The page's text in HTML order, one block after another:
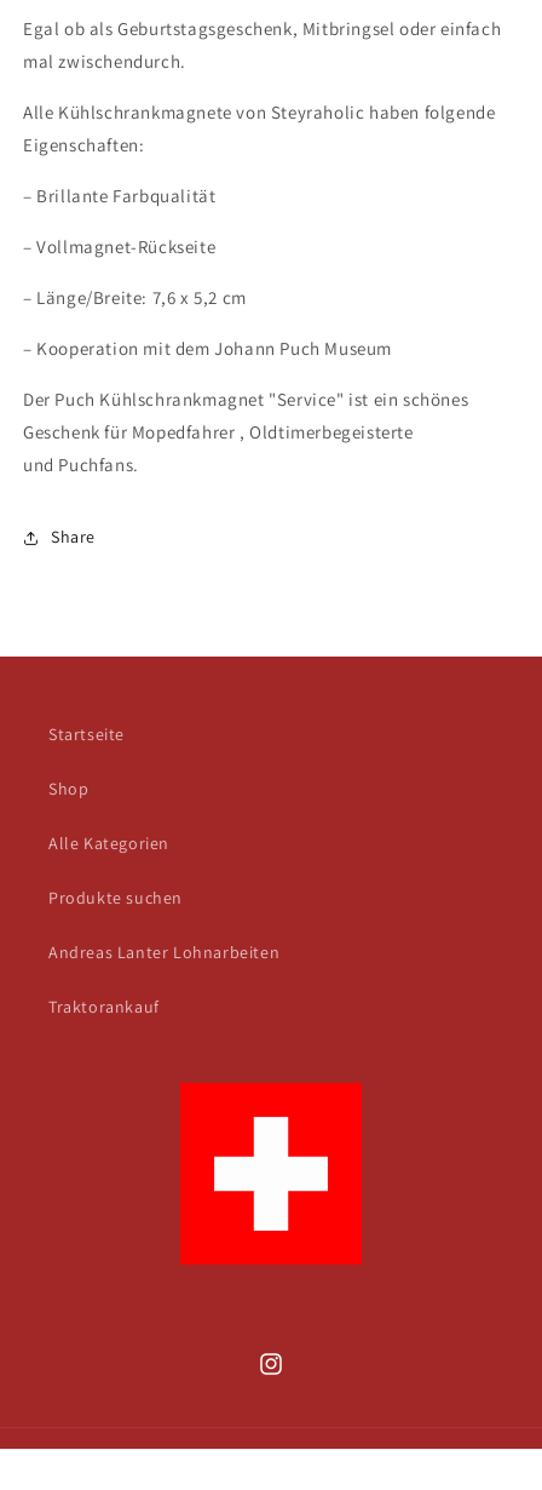
Egal ob als Geburtstagsgeschenk, Mitbringsel oder einfach
mal zwischendurch.
Alle Kühlschrankmagnete von Steyraholic haben folgende
Eigenschaften:
– Brillante Farbqualität
– Vollmagnet-Rückseite
– Länge/Breite: 7,6 x 5,2 cm
– Kooperation mit dem Johann Puch Museum
Der Puch Kühlschrankmagnet "Service" ist ein schönes
Geschenk für Mopedfahrer , Oldtimerbegeisterte
und Puchfans.
Share
Startseite
Shop
Alle Kategorien
Produkte suchen
Andreas Lanter Lohnarbeiten
Traktorankauf
Instagram